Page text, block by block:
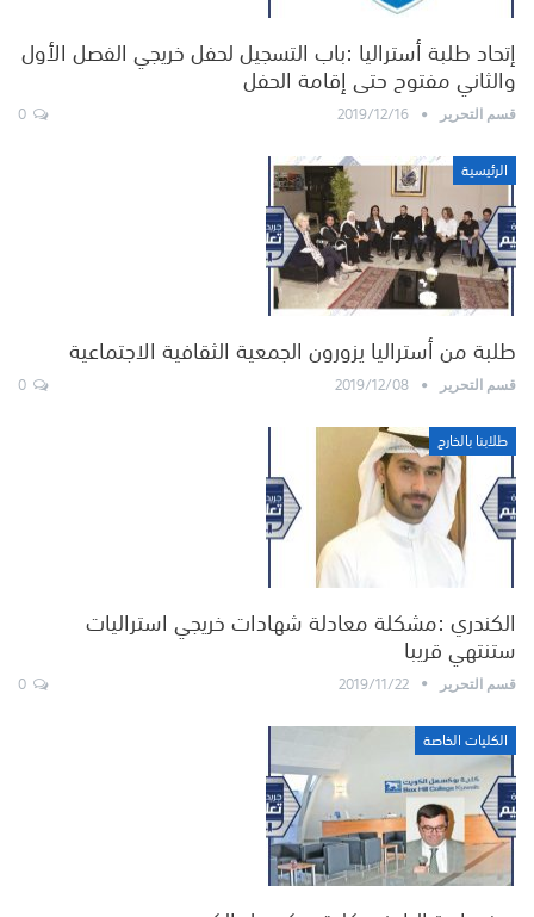
إتحاد طلبة أستراليا :باب التسجيل لحفل خريجي الفصل الأول
والثاني مفتوح حتى إقامة الحفل
قسم التحرير 2019/12/16
الرئيسية
طلبة من أستراليا يزورون الجمعية الثقافية الاجتماعية
قسم التحرير 2019/12/08
طلابنا بالخارج
الكندري :مشكلة معادلة شهادات خريجي استراليات
ستنتهي قريبا
قسم التحرير 2019/11/22
الكليات الخاصة